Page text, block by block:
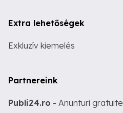
Extra lehetőségek
Exkluzív kiemelés
Partnereink
Publi24.ro - Anunturi gratuite